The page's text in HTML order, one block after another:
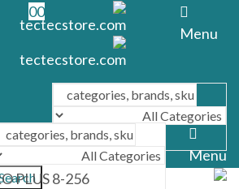
Menu
0
0
Search
Menu